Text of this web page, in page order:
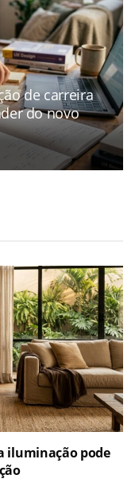
de carreira
do novo
iluminação pode